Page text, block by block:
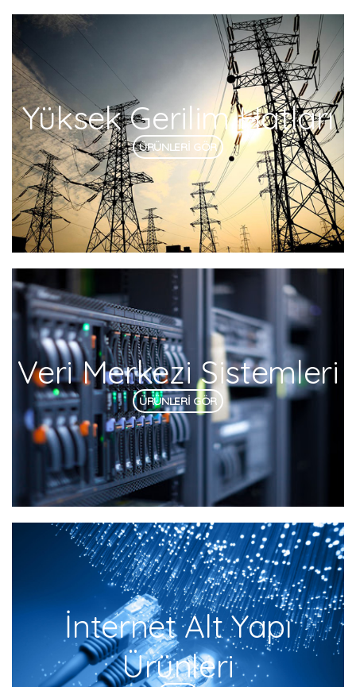
Yüksek Gerilim Hatları
ÜRÜNLERİ GÖR
Veri Merkezi Sistemleri
ÜRÜNLERİ GÖR
İnternet Alt Yapı
Ürünleri